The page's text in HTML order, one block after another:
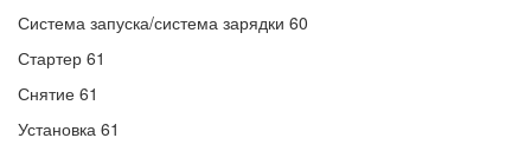
Система запуска/система зарядки 60
Стартер 61
Снятие 61
Установка 61